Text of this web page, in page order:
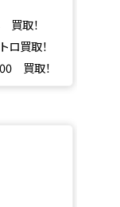
買取！
ロ買取！
買取！